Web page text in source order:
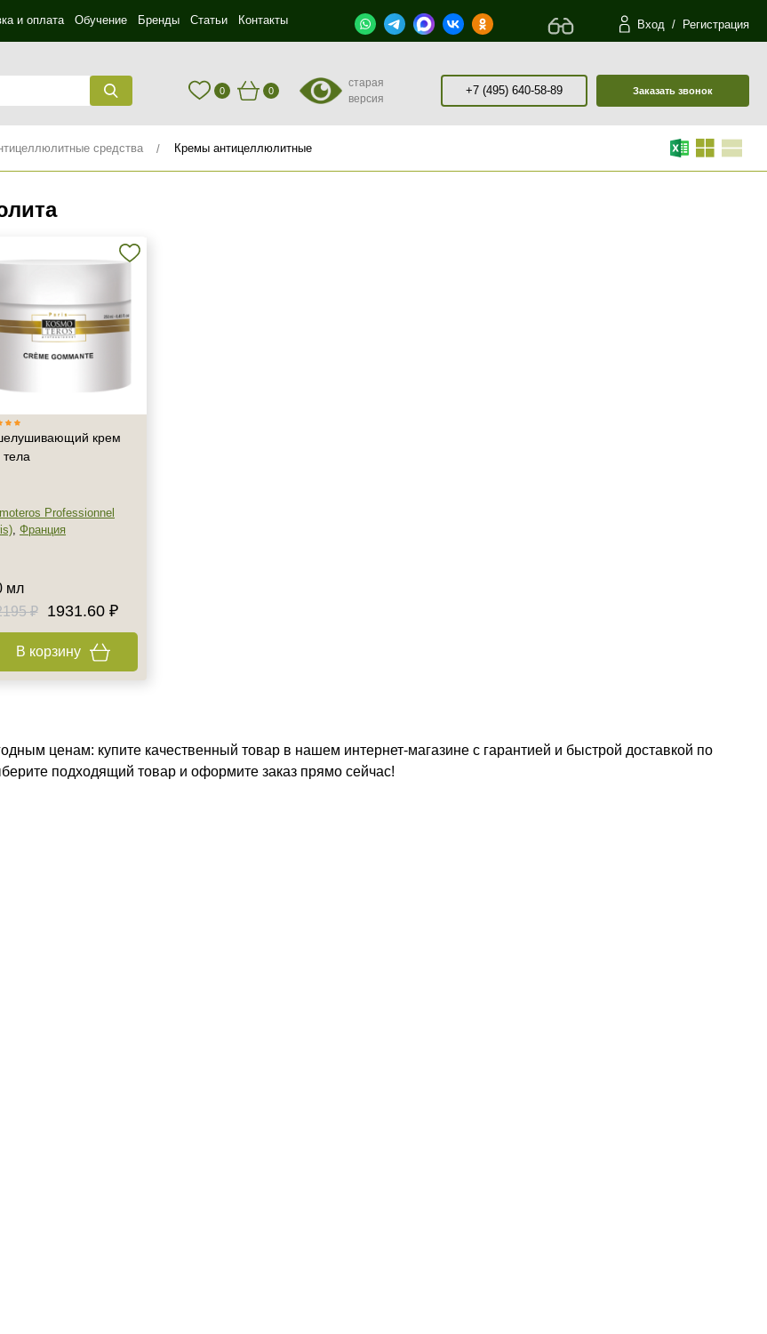
и оплата Обучение Бренды Статьи Контакты Вход / Регистрация
0 0
старая
версия
+7 (495) 640-58-89 Заказать звонок
средства Кремы антицеллюлитные
крем
тела
Professionnel
, Франция
мл
₽
1931.60 ₽
В корзину
ценам: купите качественный товар в нашем интернет-магазине с гарантией и быстрой доставкой по
подходящий товар и оформите заказ прямо сейчас!